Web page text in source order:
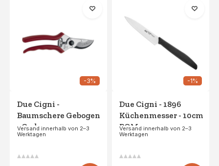
-3%
Due Cigni -
Baumschere Gebogen
- Carbon
Versand innerhalb von 2–3
Werktagen
-1%
Due Cigni - 1896
Küchenmesser - 10cm
POM
Versand innerhalb von 2–3
Werktagen